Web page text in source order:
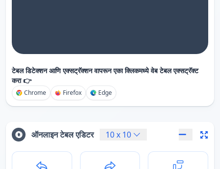
टेबल डिटेक्शन आणि एक्सट्रॅक्शन वापरून एका क्लिकमध्ये वेब टेबल एक्सट्रॅक्ट
करा 👉
Chrome Firefox Edge
ऑनलाइन टेबल एडिटर 10x 10